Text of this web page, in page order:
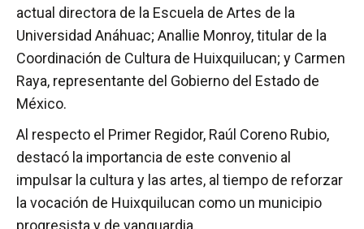
actual directora de la Escuela de Artes de la
Universidad Anáhuac; Anallie Monroy, titular de la
Coordinación de Cultura de Huixquilucan; y Carmen
Raya, representante del Gobierno del Estado de
México.
Al respecto el Primer Regidor, Raúl Coreno Rubio,
destacó la importancia de este convenio al
impulsar la cultura y las artes, al tiempo de reforzar
la vocación de Huixquilucan como un municipio